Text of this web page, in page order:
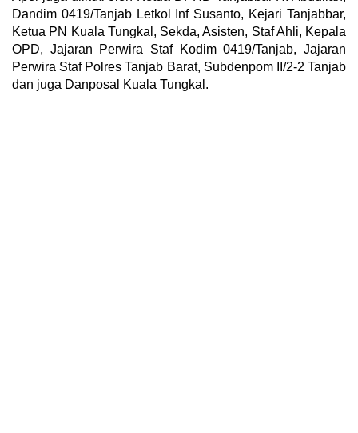
Dandim 0419/Tanjab Letkol Inf Susanto, Kejari Tanjabbar,
Ketua PN Kuala Tungkal, Sekda, Asisten, Staf Ahli, Kepala
OPD, Jajaran Perwira Staf Kodim 0419/Tanjab, Jajaran
Perwira Staf Polres Tanjab Barat, Subdenpom II/2-2 Tanjab
dan juga Danposal Kuala Tungkal.